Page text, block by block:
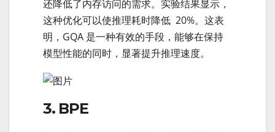
还降低了内存访问的需求。实验结果显示，
这种优化可以使推理耗时降低 20%。这表
明，GQA 是一种有效的手段，能够在保持
模型性能的同时，显著提升推理速度。
3. BPE